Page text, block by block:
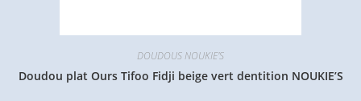
DOUDOUS NOUKIE'S
Doudou plat Ours Tifoo Fidji beige vert dentition NOUKIE’S